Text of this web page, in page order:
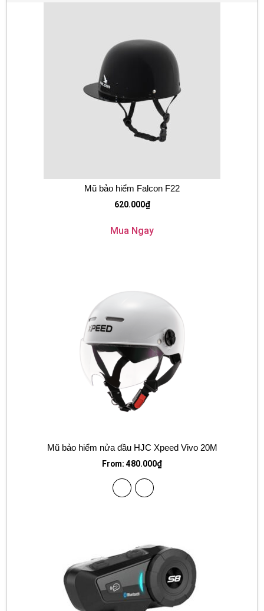
Mũ bảo hiểm Falcon F22
620.000₫
Mua Ngay
Mũ bảo hiểm nửa đầu HJC Xpeed Vivo 20M
From: 480.000₫